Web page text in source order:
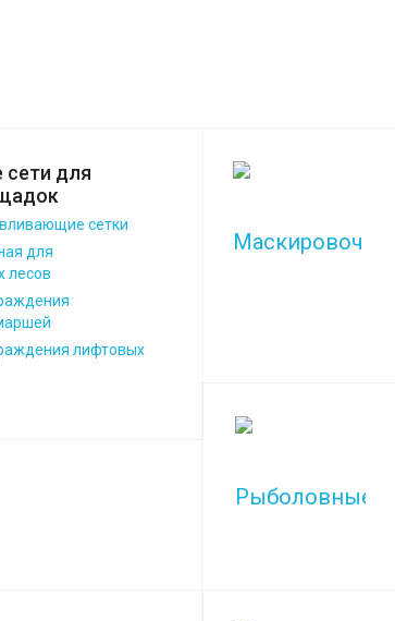
для
сетки
для
лесов
лифтовых